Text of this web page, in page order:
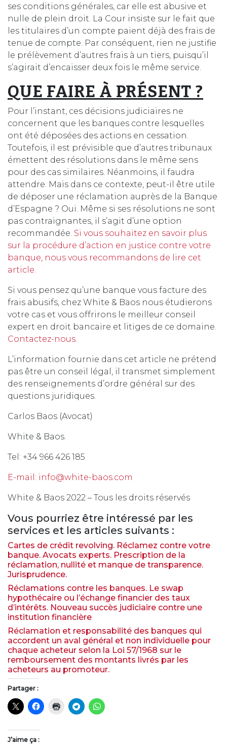
ses conditions générales, car elle est abusive et
nulle de plein droit. La Cour insiste sur le fait que
les titulaires d’un compte paient déjà des frais de
tenue de compte. Par conséquent, rien ne justifie
le prélèvement d’autres frais à un tiers, puisqu’il
s’agirait d’encaisser deux fois le même service.
QUE FAIRE À PRÉSENT ?
Pour l’instant, ces décisions judiciaires ne
concernent que les banques contre lesquelles
ont été déposées des actions en cessation.
Toutefois, il est prévisible que d’autres tribunaux
émettent des résolutions dans le même sens
pour des cas similaires. Néanmoins, il faudra
attendre. Mais dans ce contexte, peut-il être utile
de déposer une réclamation auprès de la Banque
d’Espagne ? Oui. Même si ses résolutions ne sont
pas contraignantes, il s’agit d’une option
recommandée. Si vous souhaitez en savoir plus
sur la procédure d’action en justice contre votre
banque, nous vous recommandons de lire cet
article.
Si vous pensez qu’une banque vous facture des
frais abusifs, chez White & Baos nous étudierons
votre cas et vous offrirons le meilleur conseil
expert en droit bancaire et litiges de ce domaine.
Contactez-nous.
L’information fournie dans cet article ne prétend
pas être un conseil légal, il transmet simplement
des renseignements d’ordre général sur des
questions juridiques.
Carlos Baos (Avocat)
White & Baos.
Tel: +34 966 426 185
E-mail: info@white-baos.com
White & Baos 2022 – Tous les droits réservés
Vous pourriez être intéressé par les
services et les articles suivants :
Cartes de crédit revolving. Réclamez contre votre
banque. Avocats experts. Prescription de la
réclamation, nullité et manque de transparence.
Jurisprudence.
Réclamations contre les banques. Le swap
hypothécaire ou l’échange financier des taux
d’intérêts. Nouveau succès judiciaire contre une
institution financière
Réclamation et responsabilité des banques qui
accordent un aval général et non individuelle pour
chaque acheteur selon la Loi 57/1968 sur le
remboursement des montants livrés par les
acheteurs au promoteur.
Partager :
J’aime ça :